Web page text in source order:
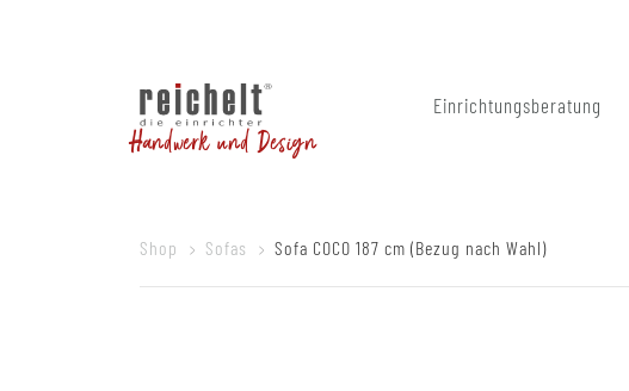
Handwerk und Design
Einrichtungsberatung
Shop Sofas Sofa COCO 187 cm (Bezug nach Wahl)